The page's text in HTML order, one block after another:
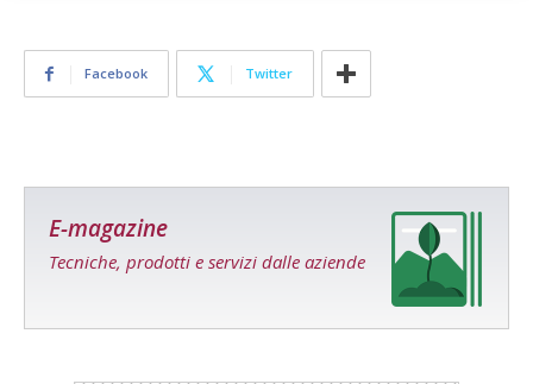
Facebook Twitter
E-magazine
Tecniche, prodotti e servizi dalle aziende